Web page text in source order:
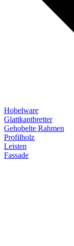
Hobelware
Glattkantbretter
Gehobelte Rahmen
Profilholz
Leisten
Fassade